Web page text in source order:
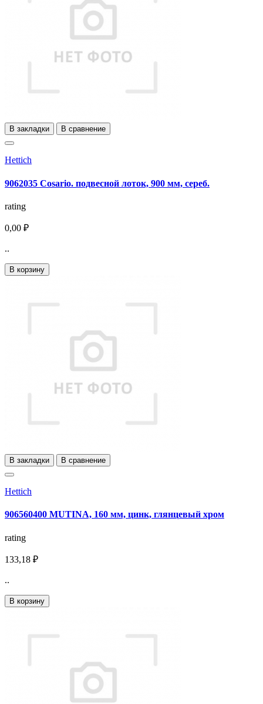
В закладки В сравнение
Hettich
9062035 Cosario. подвесной лоток, 900 мм, сереб.
rating
0,00 ₽
..
В корзину
В закладки В сравнение
Hettich
906560400 MUTINA, 160 мм, цинк, глянцевый хром
rating
133,18 ₽
..
В корзину